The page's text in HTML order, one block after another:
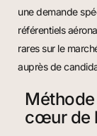
une demande
référentiels
rares sur le
auprès de
cœur de